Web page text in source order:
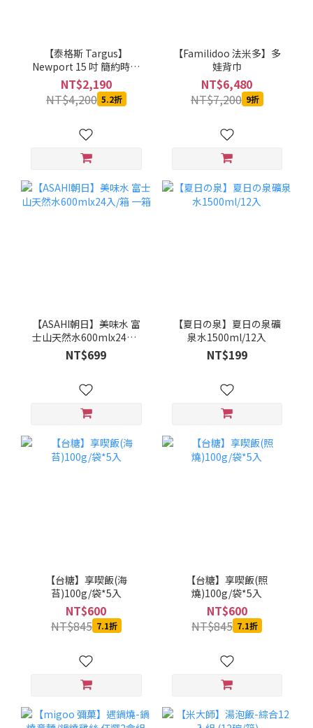
【泰格斯 Targus】
Newport 15 吋 簡約時尚
電腦後背包-經典藍
NT$2,190
NT$4,200 5.2折
【Familidoo 法米多】多
娃背巾
NT$6,480
NT$7,200 9折
【ASAHI朝日】美味水 富
士山天然水600mlx24入/
箱 一箱
NT$699
【夏日の泉】夏日の泉礦
泉水1500ml/12入
NT$199
【台糖】享喫飯(海
苔)100g/袋*5入
NT$600
NT$845 7.1折
【台糖】享喫飯(照
燒)100g/袋*5入
NT$600
NT$845 7.1折